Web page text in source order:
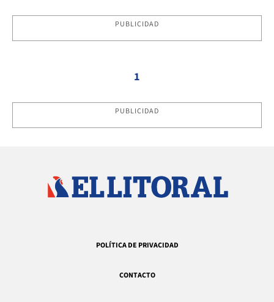
PUBLICIDAD
1
PUBLICIDAD
POLÍTICA DE PRIVACIDAD
CONTACTO